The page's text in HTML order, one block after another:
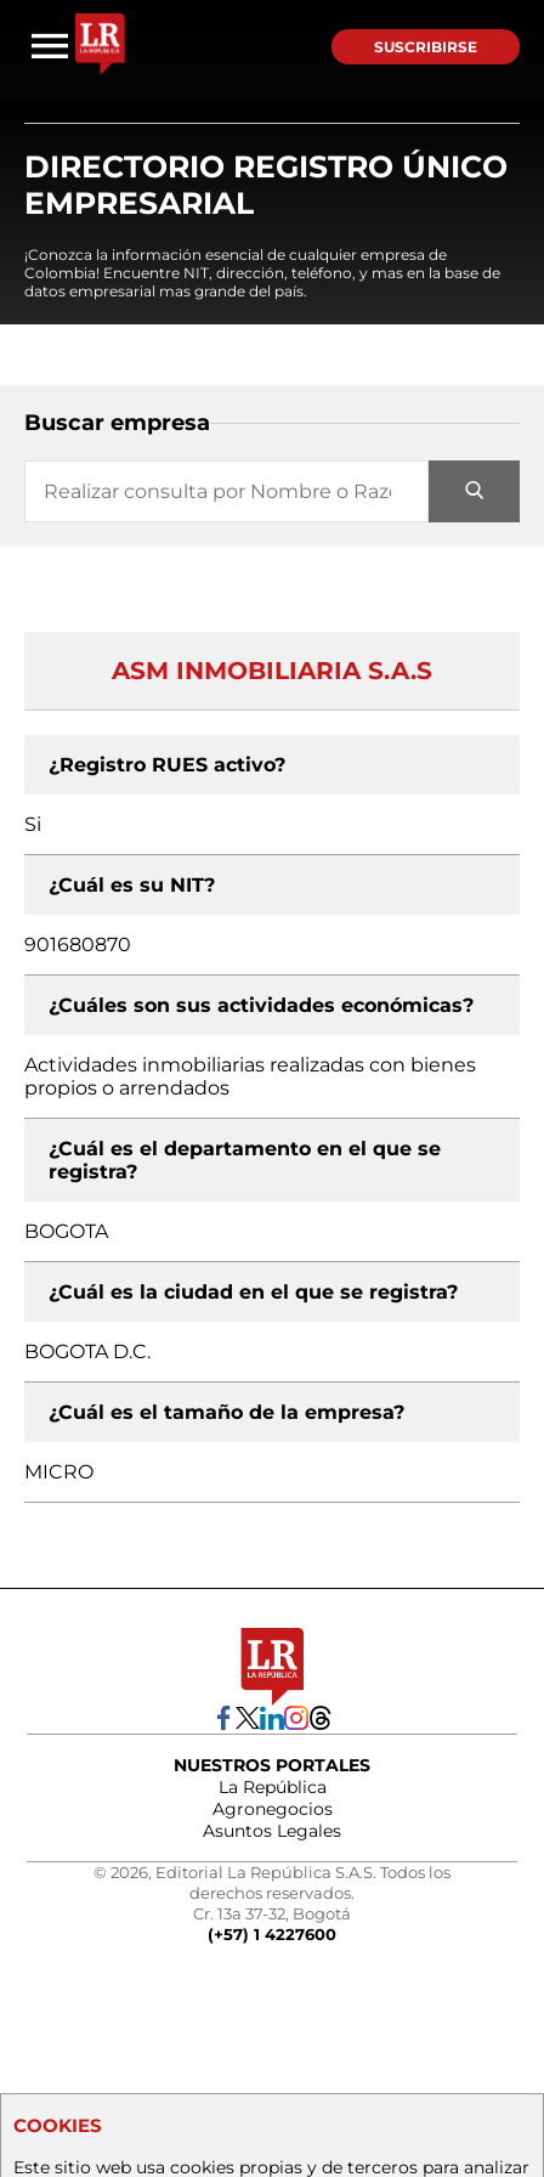
SUSCRIBIRSE
DIRECTORIO REGISTRO ÚNICO
EMPRESARIAL
¡Conozca la información esencial de cualquier empresa de
Colombia! Encuentre NIT, dirección, teléfono, y mas en la base de
datos empresarial mas grande del país.
Buscar empresa
ASM INMOBILIARIA S.A.S
¿Registro RUES activo?
Si
¿Cuál es su NIT?
901680870
¿Cuáles son sus actividades económicas?
Actividades inmobiliarias realizadas con bienes
propios o arrendados
¿Cuál es el departamento en el que se
registra?
BOGOTA
¿Cuál es la ciudad en el que se registra?
BOGOTA D.C.
¿Cuál es el tamaño de la empresa?
MICRO
NUESTROS PORTALES
La República
Agronegocios
Asuntos Legales
© 2026, Editorial La República S.A.S. Todos los
derechos reservados.
Cr. 13a 37-32, Bogotá
(+57) 1 4227600
COOKIES
Este sitio web usa cookies propias y de terceros para analizar